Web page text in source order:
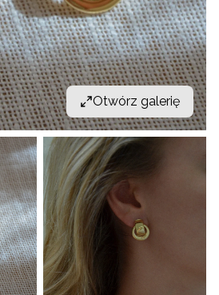
Otwórz galerię